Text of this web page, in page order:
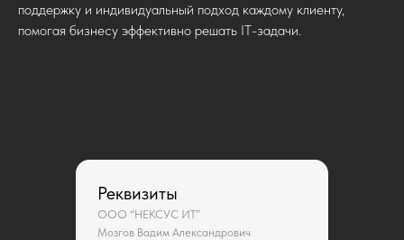
поддержку и индивидуальный подход каждому клиенту,
помогая бизнесу эффективно решать IT-задачи.
Реквизиты
ООО “НЕКСУС ИТ”
Мозгов Вадим Александрович